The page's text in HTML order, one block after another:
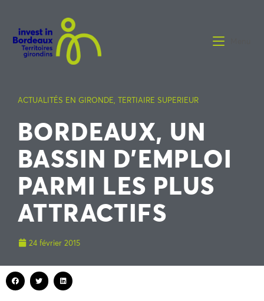
ACTUALITÉS EN GIRONDE, TERTIAIRE SUPERIEUR
BORDEAUX, UN
BASSIN D’EMPLOI
PARMI LES PLUS
ATTRACTIFS
24 février 2015